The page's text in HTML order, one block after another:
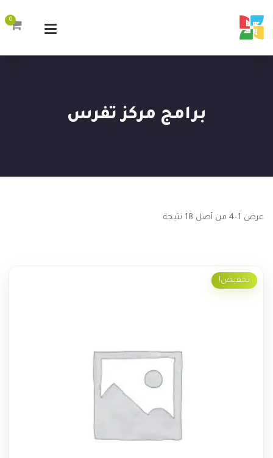
0
برامج مركز تفرس
عرض 1–4 من أصل 18 نتيجة
تخفيض!